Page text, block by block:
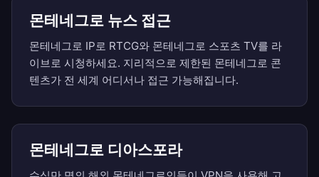
몬테네그로 뉴스 접근
몬테네그로 IP로 RTCG와 몬테네그로 스포츠 TV를 라
이브로 시청하세요. 지리적으로 제한된 몬테네그로 콘
텐츠가 전 세계 어디서나 접근 가능해집니다.
몬테네그로 디아스포라